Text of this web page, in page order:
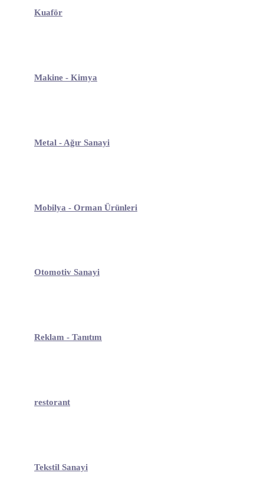
Kuaför
Makine - Kimya
Metal - Ağır Sanayi
Mobilya - Orman Ürünleri
Otomotiv Sanayi
Reklam - Tanıtım
restorant
Tekstil Sanayi